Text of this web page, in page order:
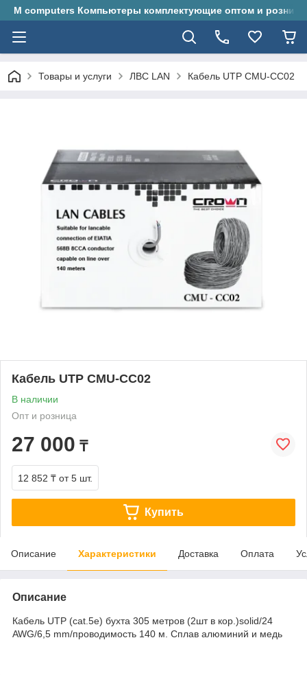
M computers Компьютеры комплектующие оптом и
Товары и услуги ЛВС LAN Кабель UTP CMU-CC02
Кабель UTP CMU-CC02
В наличии
Опт и розница
27 000 ₸
12 852 ₸ от 5 шт.
Купить
Описание Характеристики Доставка Оплата
Описание
Кабель UTP (cat.5e) бухта 305 метров (2шт в кор.)solid/24
AWG/6,5 mm/проводимость 140 м. Сплав алюминий и медь